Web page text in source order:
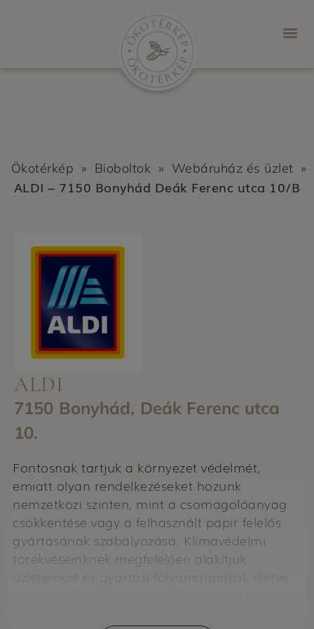
Ökotérkép » Bioboltok » Webáruház és üzlet »
ALDI – 7150 Bonyhád Deák Ferenc utca 10/B
ALDI
7150 Bonyhád, Deák Ferenc utca
10.
Fontosnak tartjuk a környezet védelmét,
emiatt olyan rendelkezéseket hozunk
nemzetközi szinten, mint a csomagolóanyag
csökkentése vagy a felhasznált papír felelős
gyártásának szabályozása. Klímavédelmi
törekvéseinknek megfelelően alakítjuk